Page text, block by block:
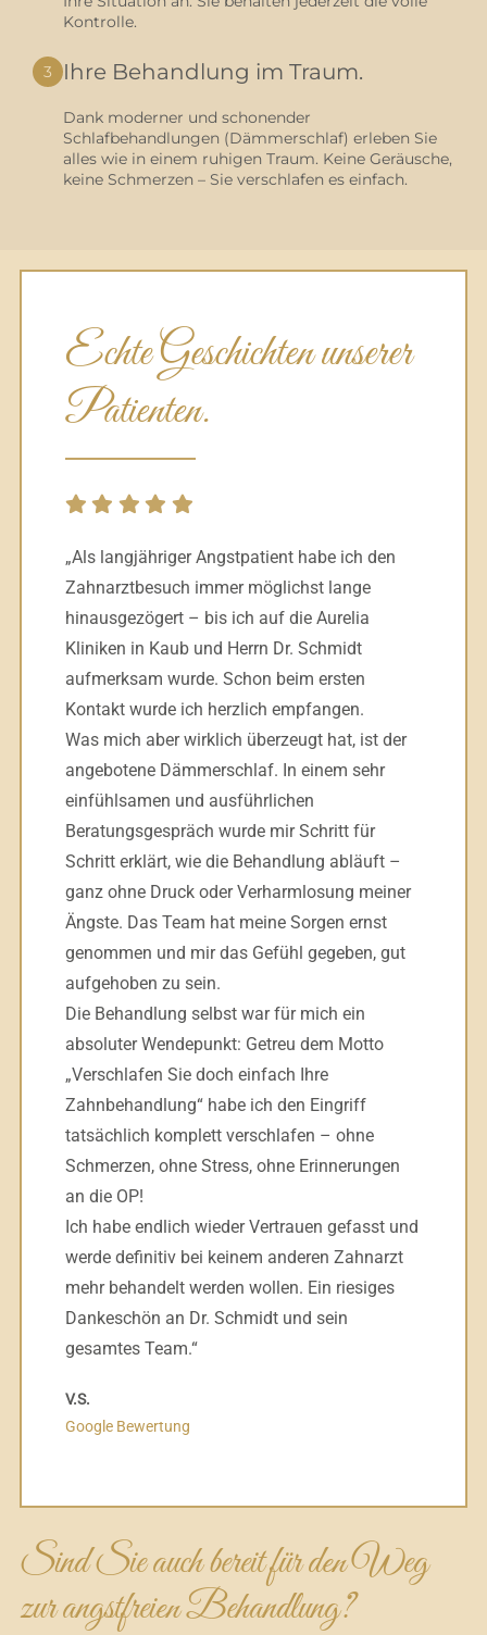
Kontrolle.
3 Ihre Behandlung im Traum.
Dank moderner und schonender
Schlafbehandlungen (Dämmerschlaf) erleben Sie
alles wie in einem ruhigen Traum. Keine Geräusche,
keine Schmerzen – Sie verschlafen es einfach.
Echte Geschichten unserer
Patienten.
„Als langjähriger Angstpatient habe ich den
Zahnarztbesuch immer möglichst lange
hinausgezögert – bis ich auf die Aurelia
Kliniken in Kaub und Herrn Dr. Schmidt
aufmerksam wurde. Schon beim ersten
Kontakt wurde ich herzlich empfangen.
Was mich aber wirklich überzeugt hat, ist der
angebotene Dämmerschlaf. In einem sehr
einfühlsamen und ausführlichen
Beratungsgespräch wurde mir Schritt für
Schritt erklärt, wie die Behandlung abläuft –
ganz ohne Druck oder Verharmlosung meiner
Ängste. Das Team hat meine Sorgen ernst
genommen und mir das Gefühl gegeben, gut
aufgehoben zu sein.
Die Behandlung selbst war für mich ein
absoluter Wendepunkt: Getreu dem Motto
„Verschlafen Sie doch einfach Ihre
Zahnbehandlung“ habe ich den Eingriff
tatsächlich komplett verschlafen – ohne
Schmerzen, ohne Stress, ohne Erinnerungen
an die OP!
Ich habe endlich wieder Vertrauen gefasst und
werde definitiv bei keinem anderen Zahnarzt
mehr behandelt werden wollen. Ein riesiges
Dankeschön an Dr. Schmidt und sein
gesamtes Team.“
V.S.
Google Bewertung
Sind Sie auch bereit für den Weg
zur angstfreien Behandlung?